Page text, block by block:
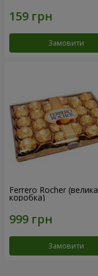
Замовити
Ferrero Rocher (велика
коробка)
Замовити